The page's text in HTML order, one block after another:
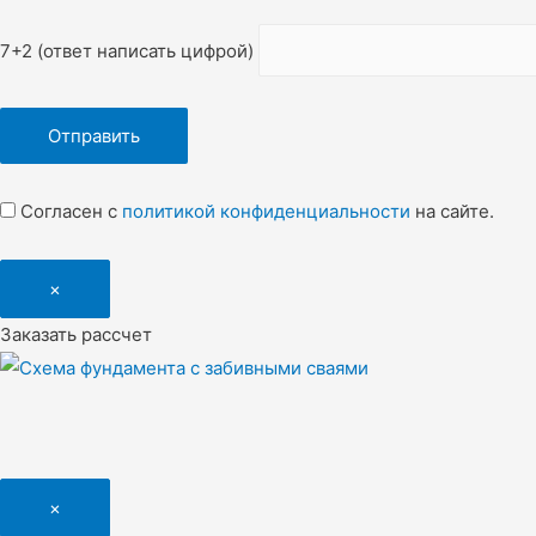
7+2 (ответ написать цифрой)
Согласен с политикой конфиденциальности на сайте.
×
Заказать рассчет
×